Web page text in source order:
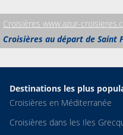
Croisières www.azur-
Croisières au départ de Saint
Destinations les plus
Croisières en Méditerranée
Croisières dans les Iles